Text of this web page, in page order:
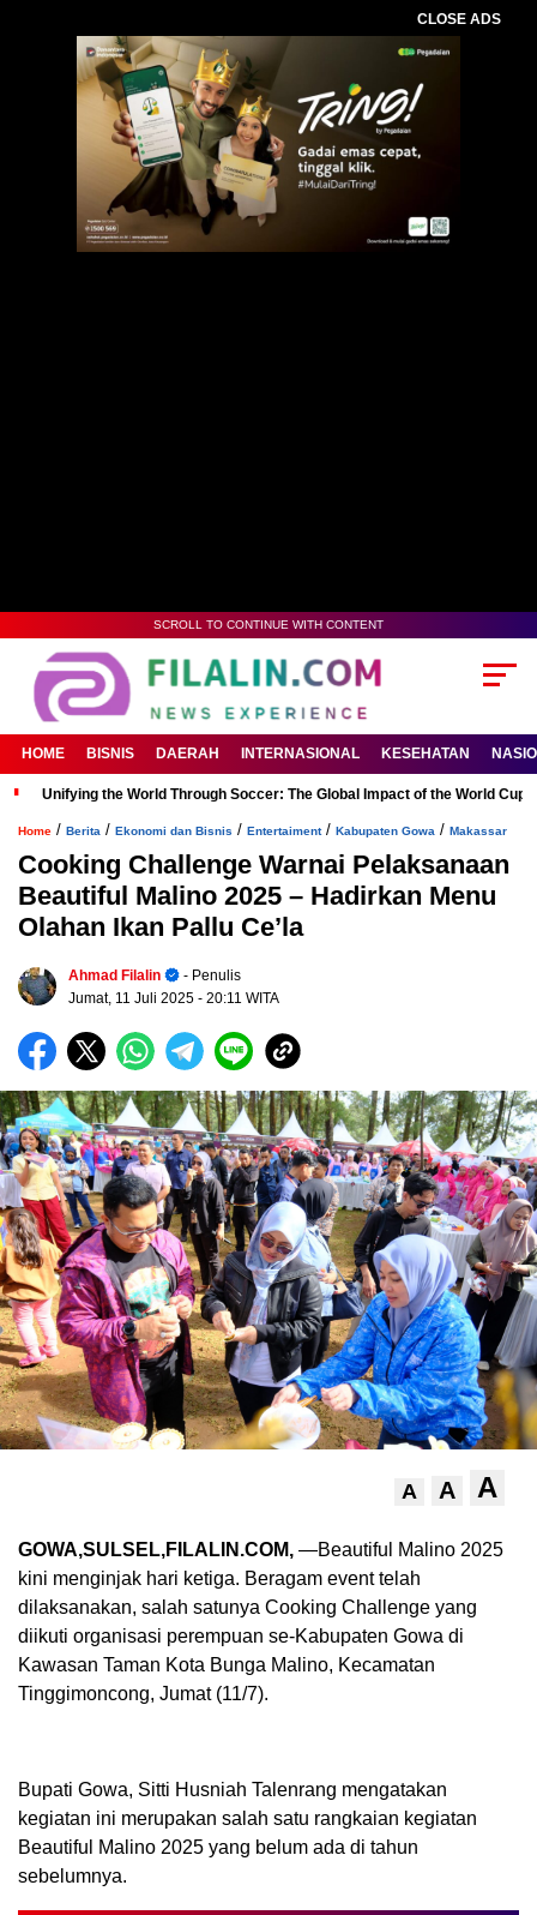
CLOSE ADS
SCROLL TO CONTINUE WITH CONTENT
HOME BISNIS DAERAH INTERNASIONAL KESEHATAN
Unifying the World Through Soccer: The Global Impact of the World Cup
Home / Berita / Ekonomi dan Bisnis / Entertaiment/ Kabupaten Gowa / Makassar
Cooking Challenge Warnai Pelaksanaan
Beautiful Malino 2025 – Hadirkan Menu
Olahan Ikan Pallu Ce’la
Ahmad Filalin
- Penulis
Jumat, 11 Juli 2025 - 20:11 WITA
A A A
GOWA,SULSEL,FILALIN.COM, —Beautiful Malino 2025
kini menginjak hari ketiga. Beragam event telah
dilaksanakan, salah satunya Cooking Challenge yang
diikuti organisasi perempuan se-Kabupaten Gowa di
Kawasan Taman Kota Bunga Malino, Kecamatan
Tinggimoncong, Jumat (11/7).
Bupati Gowa, Sitti Husniah Talenrang mengatakan
kegiatan ini merupakan salah satu rangkaian kegiatan
Beautiful Malino 2025 yang belum ada di tahun
sebelumnya.